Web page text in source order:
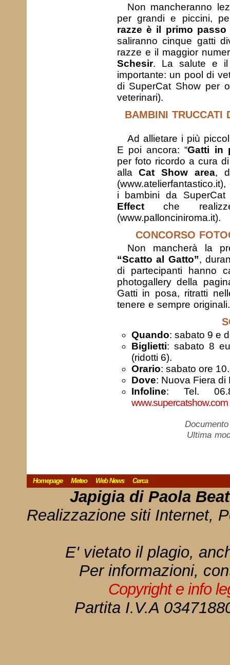
Non mancheranno
per grandi e piccini,
razze è il primo
saliranno cinque gatti
razze e il maggior
Schesir. La salute e il
importante: un pool di
di SuperCat Show per
veterinari).
BAMBINI TRUCCATI
Ad allietare i più
E poi ancora: “Gatti in
per foto ricordo a cura
allaCat Show area,
i bambini da
Effectche
(www.pallonciniroma.it).
CONCORSO
Non mancherà la
“Scatto al Gatto”,
di partecipanti hanno
photogallery della
Gatti in posa, ritratti
tenere e sempre originali.
Quando: sabato 9 e
Biglietti: sabato 8
(ridotti 6).
Orario: sabato ore
Dove: Nuova Fiera di
Infoline: Tel.
www.supercatshow.com
Ultima
Homepage Meteo Web News Cerca
Japigia di Paola
Realizzazione siti Internet,
E' vietato il plagio,
Per informazioni,
Copyright e info
Partita I.V.A